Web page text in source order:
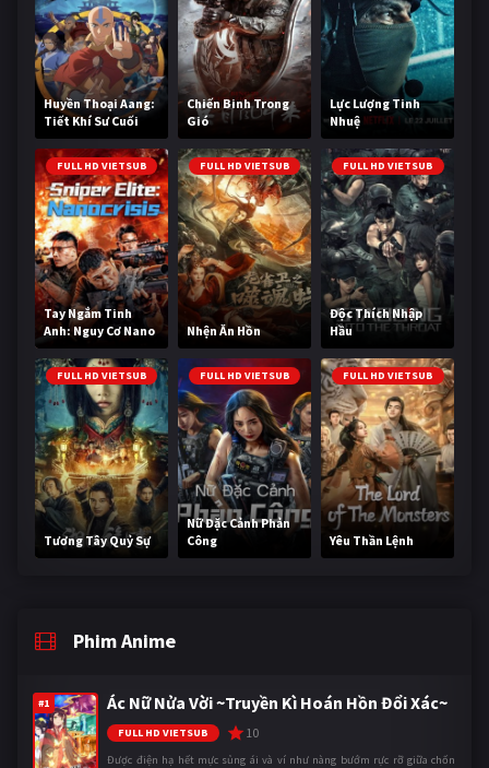
Huyền Thoại Aang:
Tiết Khí Sư Cuối
Cùng
Chiến Binh Trong
Gió
Lực Lượng Tinh
Nhuệ
FULL HD VIETSUB
Tay Ngắm Tinh
Anh: Nguy Cơ Nano
FULL HD VIETSUB
Nhện Ăn Hồn
FULL HD VIETSUB
Độc Thích Nhập
Hầu
FULL HD VIETSUB
Tương Tây Quỷ Sự
FULL HD VIETSUB
Nữ Đặc Cảnh Phản
Công
FULL HD VIETSUB
Yêu Thần Lệnh
Phim Anime
#1 Ác Nữ Nửa Vời ~Truyền Kì Hoán Hồn Đổi Xác~
FULL HD VIETSUB 10
Được điện hạ hết mực sủng ái và ví như nàng bướm rực rỡ giữa chốn